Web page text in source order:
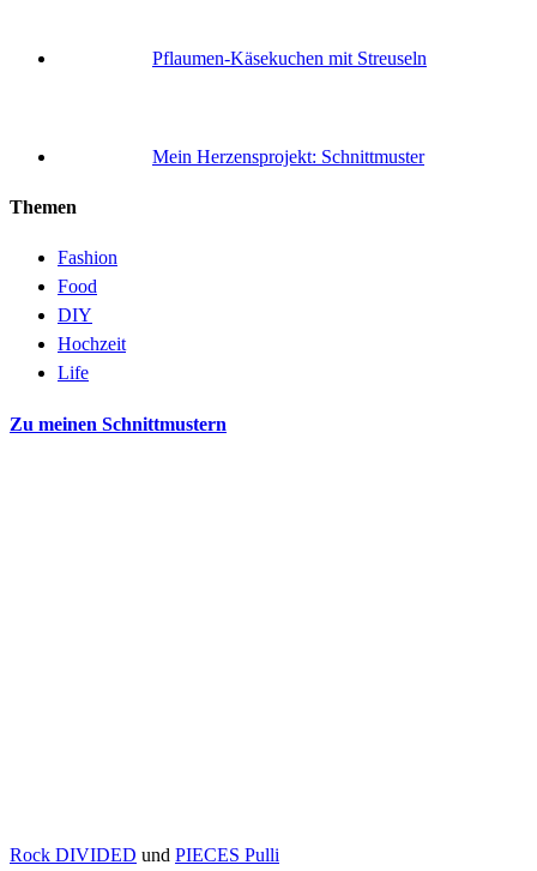
Pflaumen-Käsekuchen mit Streuseln
Mein Herzensprojekt: Schnittmuster
Themen
Fashion
Food
DIY
Hochzeit
Life
Zu meinen Schnittmustern
Rock DIVIDED und PIECES Pulli